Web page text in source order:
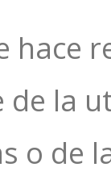
hace
de la
o de